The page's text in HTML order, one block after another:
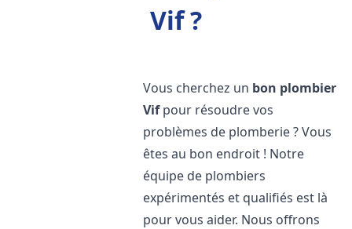
Vif ?
Vous cherchez un bon plombier
Vifpour résoudre vos
problèmes de plomberie ? Vous
êtes au bon endroit ! Notre
équipe de plombiers
expérimentés et qualifiés est là
pour vous aider. Nous offrons